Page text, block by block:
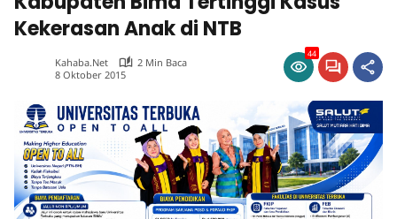
Kekerasan Anak di NTB
Kahaba.net
2 Min Baca
8 Oktober 2015
44